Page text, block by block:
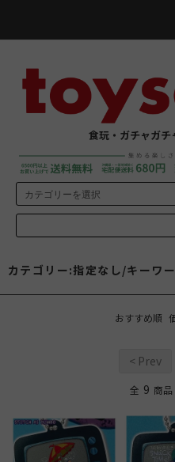
食玩・ガチャガチ
カテゴリー:指定なし/キー
おすすめ順
< Prev
全 9 商品